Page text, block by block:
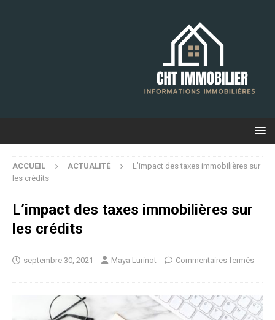
ACCUEIL ACTUALITÉ
L’impact des taxes immobilières sur
les crédits
L’impact des taxes immobilières sur
les crédits
septembre 30, 2021 Maya Lurinot Commentaires fermés